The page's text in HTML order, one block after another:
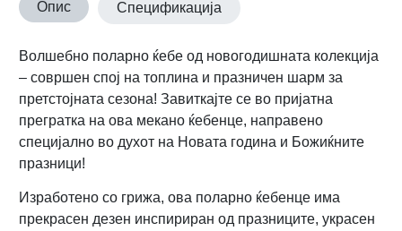
Опис Спецификација
Волшебно поларно ќебе од новогодишната колекција
– совршен спој на топлина и празничен шарм за
претстојната сезона! Завиткајте се во пријатна
прегратка на ова мекано ќебенце, направено
специјално во духот на Новата година и Божиќните
празници!
Изработено со грижа, ова поларно ќебенце има
прекрасен дезен инспириран од празниците, украсен